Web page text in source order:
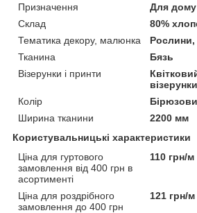
Призначення
Для дому
Склад
80%
Тематика декору, малюнка
Рослини,
Тканина
Бязь
Візерунки і принти
візерунки
Колір
Ширина тканини
2200 мм
Користувальницькі характеристики
Ціна для гуртового
замовлення від 400 грн в
асортименті
110 грн/м
Ціна для роздрібного
замовлення до 400 грн
121 грн/м